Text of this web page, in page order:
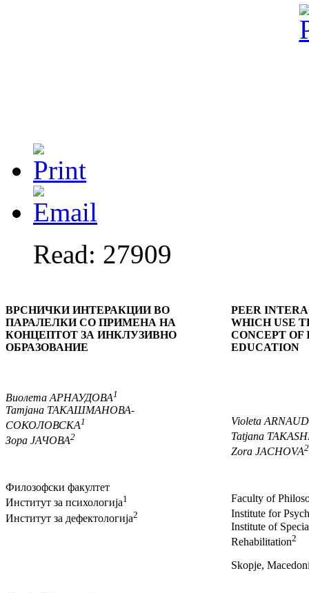
Read: 27909
ВРСНИЧКИ ИНТЕРАКЦИИ ВО
ПАРАЛЕЛКИ СО ПРИМЕНА НА
КОНЦЕПТОТ ЗА ИНКЛУЗИВНО
ОБРАЗОВАНИЕ
Виолета АРНАУДОВА1
Татјана ТАКАШМАНОВА-
СОКОЛОВСКА1
Зора ЈАЧОВА2
Филозофски факултет
Институт за психологија1
Институт за дефектологија2
PEER
WHICH USE
CONCEPT OF
EDUCATION
Violeta
Tatjana
Zora JACHOVA2
Faculty of
Institute for
Institute of
Rehabilitation2
Skopje,